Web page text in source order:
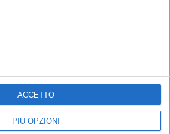
PIÙ OPZIONI
ACCETTO